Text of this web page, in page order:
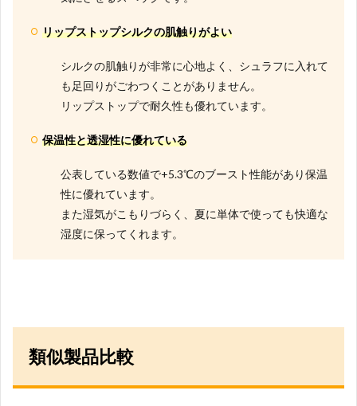
リップストップシルクの肌触りがよい
シルクの肌触りが非常に心地よく、シュラフに入れて
も足回りがごわつくことがありません。
リップストップで耐久性も優れています。
保温性と透湿性に優れている
公表している数値で+5.3℃のブースト性能があり保温
性に優れています。
また湿気がこもりづらく、夏に単体で使っても快適な
湿度に保ってくれます。
類似製品比較